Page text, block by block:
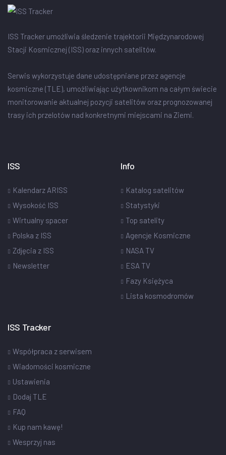
ISS Tracker umożliwia śledzenie trajektorii Międzynarodowej
Stacji Kosmicznej (ISS) oraz innych satelitów.
Serwis wykorzystuje dane udostępniane przez agencje
kosmiczne (TLE), umożliwiając użytkownikom na całym świecie
monitorowanie aktualnej pozycji satelitów oraz prognozowanej
trasy ich przelotów nad konkretnymi miejscami na Ziemi.
ISS
Kalendarz ARISS
Wysokość ISS
Wirtualny spacer
Polska z ISS
Zdjęcia z ISS
Newsletter
Info
Katalog satelitów
Statystyki
Top satelity
Agencje Kosmiczne
NASA TV
ESA TV
Fazy Księżyca
Lista kosmodromów
ISS Tracker
Współpraca z serwisem
Wiadomości kosmiczne
Ustawienia
Dodaj TLE
FAQ
Kup nam kawę!
Wesprzyj nas